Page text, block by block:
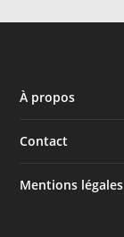
À propos
Contact
Mentions légales